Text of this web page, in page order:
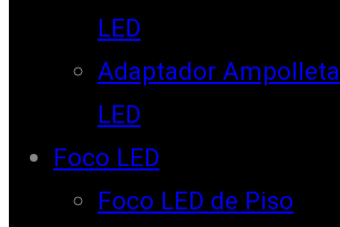
LED
Adaptador Ampolleta
LED
Foco LED
Foco LED de Piso